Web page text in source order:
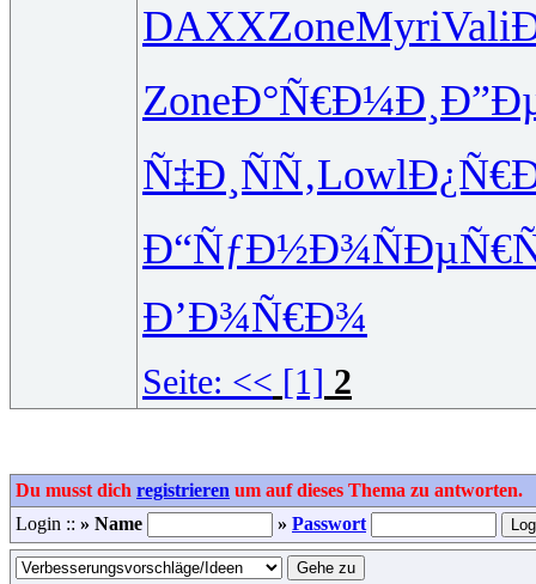
DAXXZoneMyriVali
ZoneÐ°Ñ€Ð¼Ð¸
Ñ‡Ð¸ÑÑ‚Lowl
Ð“ÑƒÐ½Ð¾
Ð’Ð¾Ñ€Ð¾
Seite: << [1] 2
Du musst dich registrieren um auf dieses Thema zu antworten.
Login :: » Name » Passwort